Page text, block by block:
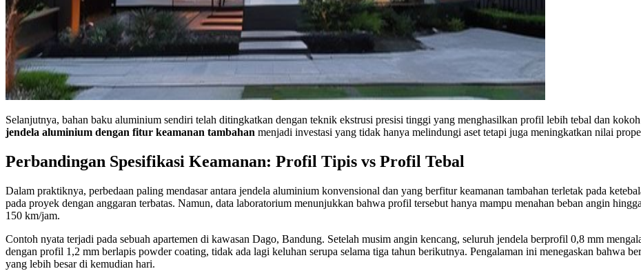
Selanjutnya, bahan baku aluminium sendiri telah ditingkatkan dengan teknik ekstrusi presisi tinggi yang menghasilkan profil lebih tebal dan
jendela aluminium dengan fitur keamanan tambahan menjadi investasi yang tidak hanya melindungi aset tetapi juga meningkatkan nilai
Perbandingan Spesifikasi Keamanan: Profil Tipis vs Profil Tebal
Dalam praktiknya, perbedaan paling mendasar antara jendela aluminium konvensional dan yang berfitur keamanan tambahan terletak pada
pada proyek dengan anggaran terbatas. Namun, data laboratorium menunjukkan bahwa profil tersebut hanya mampu menahan beban angin
150 km/jam.
Contoh nyata terjadi pada sebuah apartemen di kawasan Dago, Bandung. Setelah musim angin kencang, seluruh jendela berprofil 0,8 mm
dengan profil 1,2 mm berlapis powder coating, tidak ada lagi keluhan serupa selama tiga tahun berikutnya. Pengalaman ini menegaskan bahwa
yang lebih besar di kemudian hari.